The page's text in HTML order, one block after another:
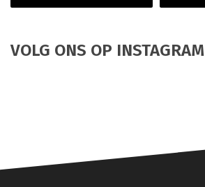
VOLG ONS OP INSTAGRAM